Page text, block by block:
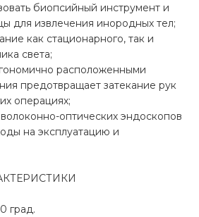
биопсийный инструмент и
для извлечения инородных тел;
как стационарного, так и
света;
расположенными
предотвращает затекание рук
операциях;
оптических эндоскопов
на эксплуатацию и
град.